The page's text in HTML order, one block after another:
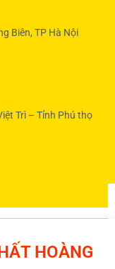
Biên, TP Hà Nội
Trì – Tỉnh Phú thọ
HOÀNG